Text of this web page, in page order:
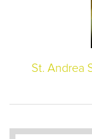
St. Andrea